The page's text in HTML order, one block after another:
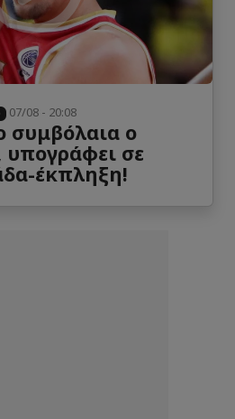
07/08 - 20:08
συμβόλαια ο
υπογράφει σε
έκπληξη!